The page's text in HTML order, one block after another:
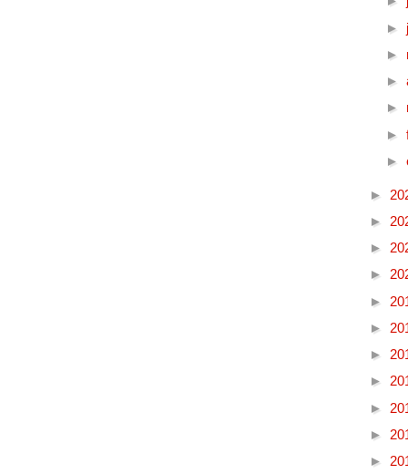
►
►
►
►
►
►
►
►
►
►
►
►
►
►
►
►
►